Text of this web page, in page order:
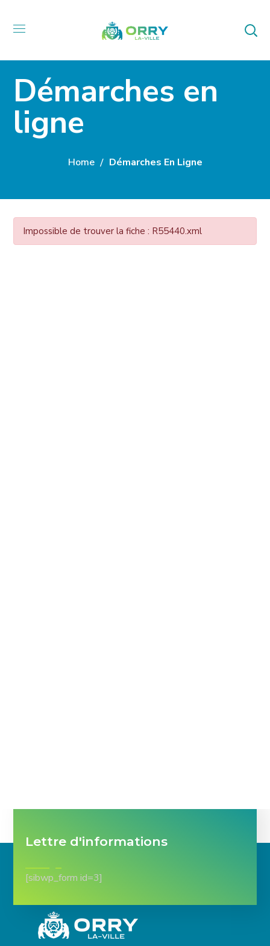
Démarches en
ligne
Home Démarches En Ligne
Impossible de trouver la fiche : R55440.xml
Lettre d'informations
[sibwp_form id=3]